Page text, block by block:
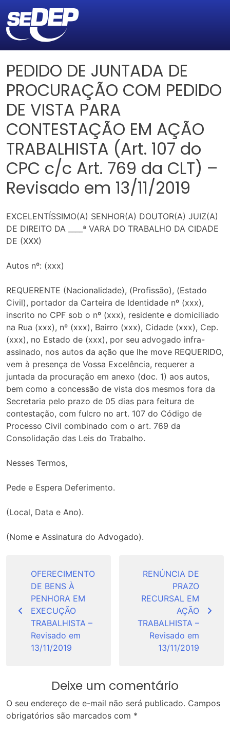
PEDIDO DE JUNTADA DE
PROCURAÇÃO COM PEDIDO
DE VISTA PARA
CONTESTAÇÃO EM AÇÃO
TRABALHISTA (Art. 107 do
CPC c/c Art. 769 da CLT) –
Revisado em 13/11/2019
EXCELENTÍSSIMO(A) SENHOR(A) DOUTOR(A) JUIZ(A)
DE DIREITO DA ____ª VARA DO TRABALHO DA CIDADE
DE (XXX)
Autos nº: (xxx)
REQUERENTE (Nacionalidade), (Profissão), (Estado
Civil), portador da Carteira de Identidade nº (xxx),
inscrito no CPF sob o nº (xxx), residente e domiciliado
na Rua (xxx), nº (xxx), Bairro (xxx), Cidade (xxx), Cep.
(xxx), no Estado de (xxx), por seu advogado infra-
assinado, nos autos da ação que lhe move REQUERIDO,
vem à presença de Vossa Excelência, requerer a
juntada da procuração em anexo (doc. 1) aos autos,
bem como a concessão de vista dos mesmos fora da
Secretaria pelo prazo de 05 dias para feitura de
contestação, com fulcro no art. 107 do Código de
Processo Civil combinado com o art. 769 da
Consolidação das Leis do Trabalho.
Nesses Termos,
Pede e Espera Deferimento.
(Local, Data e Ano).
(Nome e Assinatura do Advogado).
Post
OFERECIMENTO
DE BENS À
PENHORA EM
EXECUÇÃO
TRABALHISTA –
Revisado em
13/11/2019
RENÚNCIA DE
PRAZO
RECURSAL EM
AÇÃO
TRABALHISTA –
Revisado em
13/11/2019
Deixe um comentário
O seu endereço de e-mail não será publicado. Campos
obrigatórios são marcados com *